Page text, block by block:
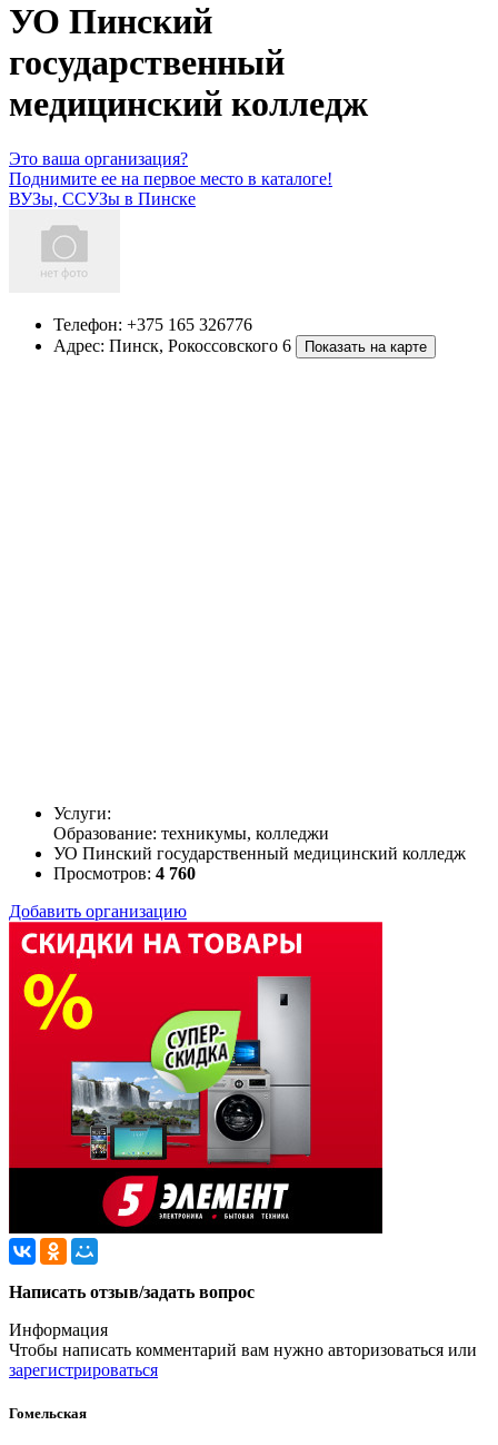
УО Пинский
государственный
медицинский колледж
Это ваша организация?
Поднимите ее на первое место в каталоге!
ВУЗы, ССУЗы в Пинске
Телефон: +375 165 326776
Адрес: Пинск, Рокоссовского 6
Услуги:
Образование: техникумы, колледжи
УО Пинский государственный медицинский колледж
Просмотров: 4 760
Добавить организацию
Написать отзыв/задать вопрос
Информация
Чтобы написать комментарий вам нужно авторизоваться или
зарегистрироваться
Гомельская